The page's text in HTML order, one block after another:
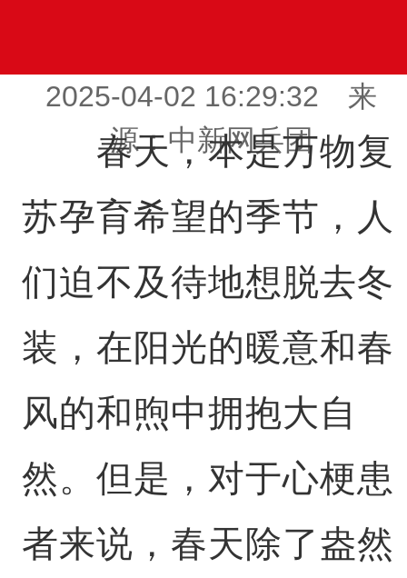
2025-04-02 16:29:32 来
源：中新网兵团
春天，本是万物复
苏孕育希望的季节，人
们迫不及待地想脱去冬
装，在阳光的暖意和春
风的和煦中拥抱大自
然。但是，对于心梗患
者来说，春天除了盎然